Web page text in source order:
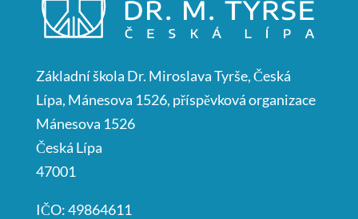
Základní škola Dr. Miroslava Tyrše, Česká
Lípa, Mánesova 1526, příspěvková organizace
Mánesova 1526
Česká Lípa
47001
IČO: 49864611